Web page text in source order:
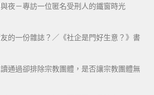
夜－專訪一位匿名受刑人的鐵窗時光
友的一份雜誌？／《社企是門好生意？》書
讀通過卻排除宗教團體，是否讓宗教團體無